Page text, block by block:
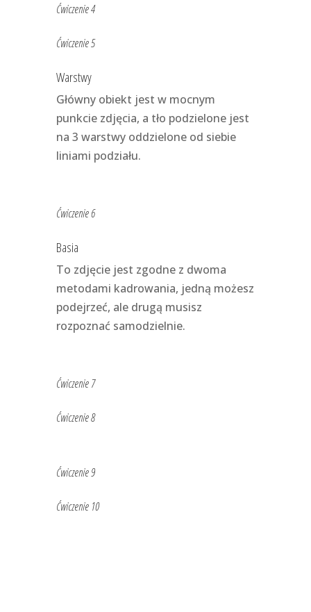
Ćwiczenie 4
Ćwiczenie 5
Warstwy
Główny obiekt jest w mocnym
punkcie zdjęcia, a tło podzielone jest
na 3 warstwy oddzielone od siebie
liniami podziału.
Ćwiczenie 6
Basia
To zdjęcie jest zgodne z dwoma
metodami kadrowania, jedną możesz
podejrzeć, ale drugą musisz
rozpoznać samodzielnie.
Ćwiczenie 7
Ćwiczenie 8
Ćwiczenie 9
Ćwiczenie 10